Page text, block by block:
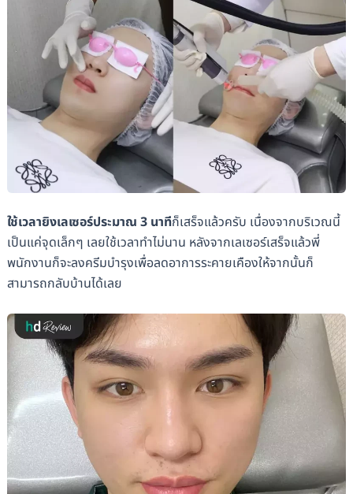
ใช้เวลายิงเลเซอร์ประมาณ 3 นาทีก็เสร็จแล้วครับ เนื่องจากบริเวณนี้
เป็นแค่จุดเล็กๆ เลยใช้เวลาทำไม่นาน หลังจากเลเซอร์เสร็จแล้วพี่
พนักงานก็จะลงครีมบำรุงเพื่อลดอาการระคายเคืองให้จากนั้นก็
สามารถกลับบ้านได้เลย